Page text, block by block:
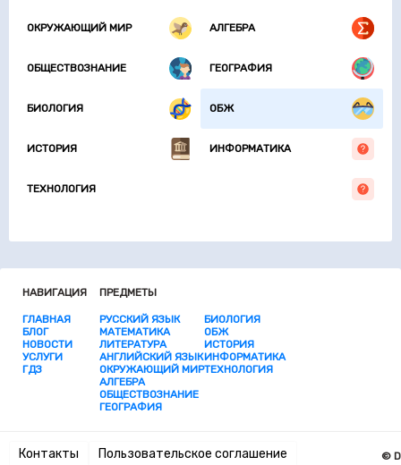
ОКРУЖАЮЩИЙ МИР АЛГЕБРА
ОБЩЕСТВОЗНАНИЕ ГЕОГРАФИЯ
БИОЛОГИЯ ОБЖ
ИСТОРИЯ ИНФОРМАТИКА
ТЕХНОЛОГИЯ
НАВИГАЦИЯ
ГЛАВНАЯ
БЛОГ
НОВОСТИ
УСЛУГИ
ГДЗ
ПРЕДМЕТЫ
РУССКИЙ ЯЗЫК
МАТЕМАТИКА
ЛИТЕРАТУРА
АНГЛИЙСКИЙ ЯЗЫК
ОКРУЖАЮЩИЙ МИР
АЛГЕБРА
ОБЩЕСТВОЗНАНИЕ
ГЕОГРАФИЯ
БИОЛОГИЯ
ОБЖ
ИСТОРИЯ
ИНФОРМАТИКА
ТЕХНОЛОГИЯ
Контакты Пользовательское соглашение ©